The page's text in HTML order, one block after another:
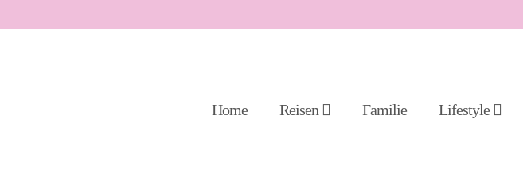
Home Reisen Familie Lifestyle